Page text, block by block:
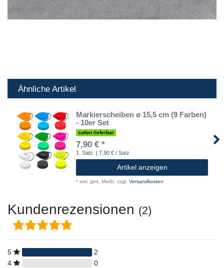
Ähnliche Artikel
Markierscheiben ø 15,5 cm (9 Farben)
- 10er Set
sofort lieferbar
7,90 € *
1 Satz | 7,90 € / Satz
Artikel anzeigen
* inkl. ges. MwSt. zzgl. Versandkosten
Kundenrezensionen (2)
5
2
4
0